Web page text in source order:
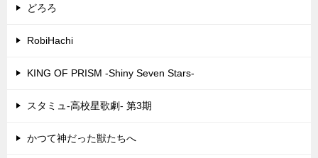
どろろ
RobiHachi
KING OF PRISM -Shiny Seven Stars-
スタミュ-高校星歌劇- 第3期
かつて神だった獣たちへ